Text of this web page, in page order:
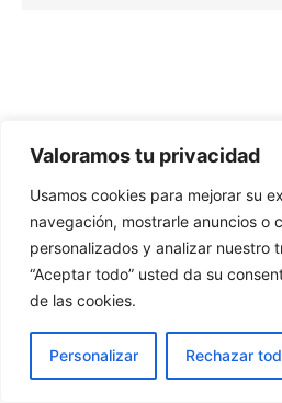
Valoramos tu privacidad
Usamos cookies para mejorar su
navegación, mostrarle anuncios o
personalizados y analizar nuestro
“Aceptar todo” usted da su
de las cookies.
Personalizar Rechazar
Todos los derechos © 2026
Funciona gracias aTema